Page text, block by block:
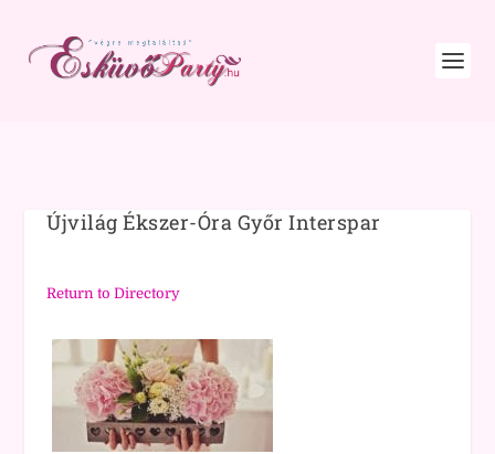
Újvilág Ékszer-Óra Győr Interspar
Return to Directory